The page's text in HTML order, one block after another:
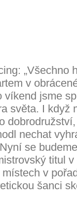
„Všechno
v
jsme
světa. I když
nechat
se
titul
v
šanci